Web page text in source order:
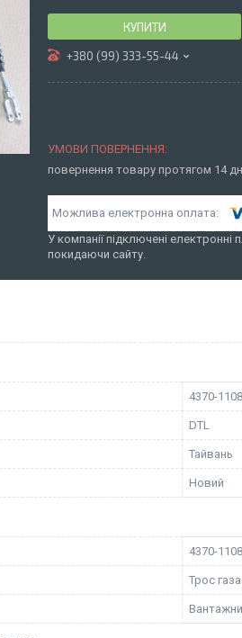
КУПИТИ
+380 (99) 333-55-44
повернення товару протягом 14
У компанії підключені
покидаючи сайту.
4370-
DTL
Тайвань
Новий
4370-
Трос газа